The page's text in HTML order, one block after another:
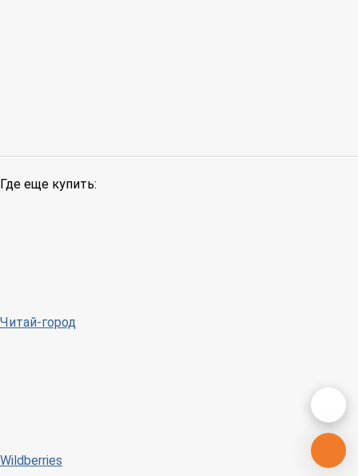
Где еще купить:
Читай-город
Wildberries